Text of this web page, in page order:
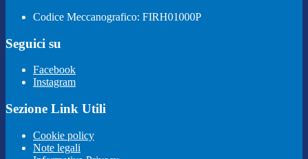
Codice Meccanografico: FIRH01000P
Seguici su
Facebook
Instagram
Sezione Link Utili
Cookie policy
Note legali